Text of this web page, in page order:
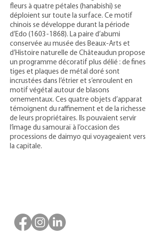
fleurs à quatre pétales (hanabishi) se
déploient sur toute la surface. Ce motif
chinois se développe durant la période
d’Edo (1603-1868). La paire d’abumi
conservée au musée des Beaux-Arts et
d’Histoire naturelle de Châteaudun propose
un programme décoratif plus délié : de fines
tiges et plaques de métal doré sont
incrustées dans l’étrier et s’enroulent en
motif végétal autour de blasons
ornementaux. Ces quatre objets d’apparat
témoignent du raffinement et de la richesse
de leurs propriétaires. Ils pouvaient servir
l’image du samouraï à l’occasion des
processions de daimyo qui voyageaient vers
la capitale.